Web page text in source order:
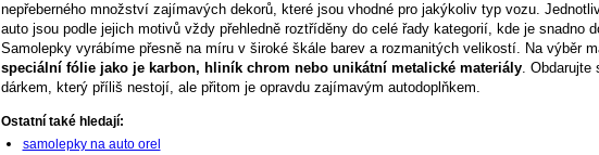
nepřeberného množství zajímavých dekorů, které jsou vhodné pro jakýkoliv typ vozu.
auto jsou podle jejich motivů vždy přehledně roztříděny do celé řady kategorií, kde je snadno
Samolepky vyrábíme přesně na míru v široké škále barev a rozmanitých velikostí. Na výběr
speciální fólie jako je karbon, hliník chrom nebo unikátní metalické materiály. Obdarujte
dárkem, který příliš nestojí, ale přitom je opravdu zajímavým autodoplňkem.
Ostatní také hledají:
samolepky na auto orel